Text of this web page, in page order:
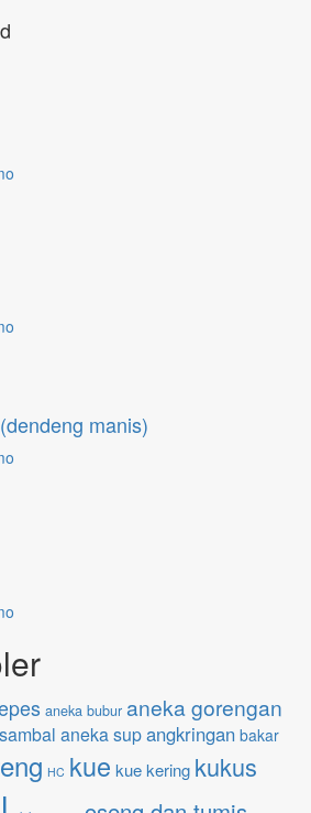
manis)
aneka bubur aneka gorengan
aneka supangkringan bakar
HC kue kue kering kukus